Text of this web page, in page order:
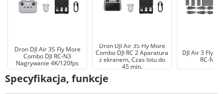
Dron DJI Air 3S Fly More
Combo DJI RC-N3
Nagrywanie 4K/120fps
Dron DJI Air 3S Fly More
Combo DJI RC 2 Aparatura
z ekranem, Czas lotu do
45 min.
DJI Air 3 Fly
RC-N2
Specyfikacja, funkcje